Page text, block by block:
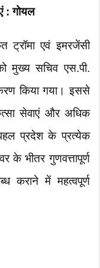
: गोयल
ट्रॉमा एवं इमरजेंसी
मुख्य सचिव एस.पी.
किया गया। इससे
सेवाएं और अधिक
प्रदेश के प्रत्येक
के भीतर गुणवत्तापूर्ण
कराने में महत्वपूर्ण